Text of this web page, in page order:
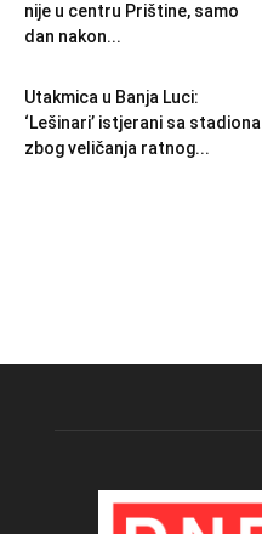
nije u centru Prištine, samo
dan nakon...
Utakmica u Banja Luci:
‘Lešinari’ istjerani sa stadiona
zbog veličanja ratnog...